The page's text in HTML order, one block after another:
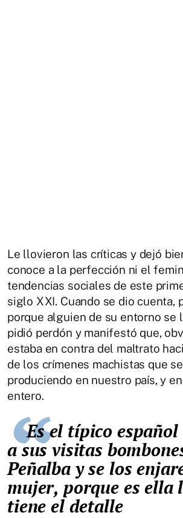
Le llovieron las críticas y dejó
conoce a la perfección ni el
tendencias sociales de este
siglo XXI. Cuando se dio cuenta,
porque alguien de su entorno se
pidió perdón y manifestó que,
estaba en contra del maltrato
de los crímenes machistas que
produciendo en nuestro país, y
entero.
Es el típico español que lleva
a sus visitas
Peñalba y se los
mujer, porque es ella
tiene el detalle